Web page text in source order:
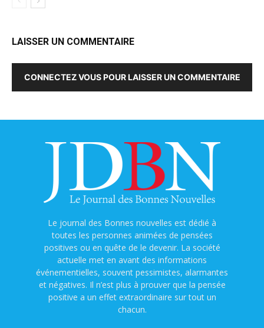
LAISSER UN COMMENTAIRE
CONNECTEZ VOUS POUR LAISSER UN COMMENTAIRE
Le journal des Bonnes nouvelles est dédié à
toutes les personnes animées de pensées
positives ou en quête de le devenir. La société
actuelle met en avant des informations
événementielles, souvent pessimistes, alarmantes
et négatives. Il n’est plus à prouver que la pensée
positive a un effet extraordinaire sur tout un
chacun.